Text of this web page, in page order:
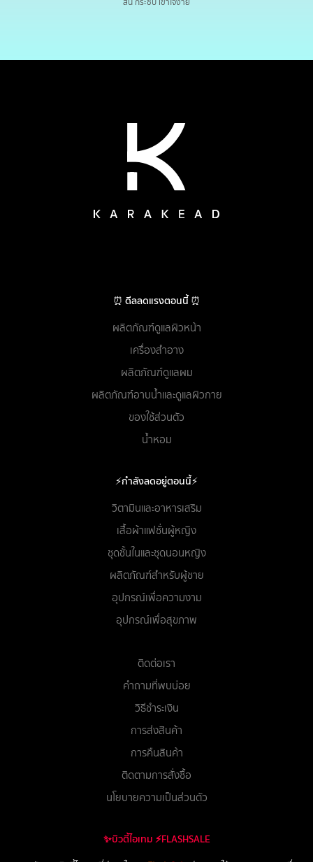
⏰ ดีลลดแรงตอนนี้ ⏰
ผลิตภัณฑ์ดูแลผิวหน้า
เครื่องสำอาง
ผลิตภัณฑ์ดูแลผม
ผลิตภัณฑ์อาบน้ำและดูแลผิวกาย
ของใช้ส่วนตัว
น้ำหอม
⚡กำลังลดอยู่ตอนนี้⚡
วิตามินและอาหารเสริม
เสื้อผ้าแฟชั่นผู้หญิง
ชุดชั้นในและชุดนอนหญิง
ผลิตภัณฑ์สำหรับผู้ชาย
อุปกรณ์เพื่อความงาม
อุปกรณ์เพื่อสุขภาพ
ติดต่อเรา
คำถามที่พบบ่อย
วิธีชำระเงิน
การส่งสินค้า
การคืนสินค้า
ติดตามการสั่งซื้อ
นโยบายความเป็นส่วนตัว
✨บิวตี้ไอเทม ⚡FLASHSALE